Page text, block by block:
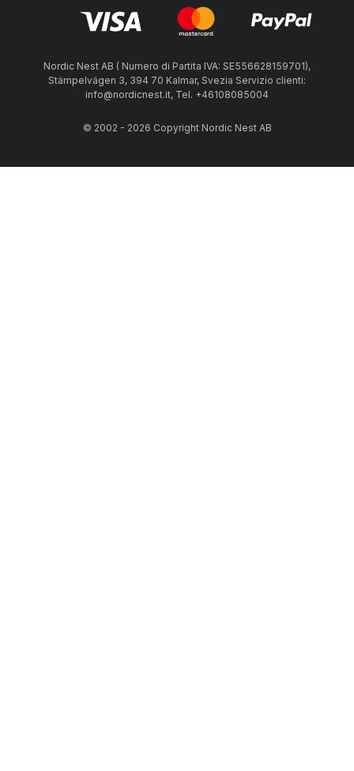
Nordic Nest AB ( Numero di Partita IVA: SE556628159701),
Stämpelvägen 3, 394 70 Kalmar, Svezia Servizio clienti:
info@nordicnest.it, Tel. +46108085004
© 2002 - 2026 Copyright Nordic Nest AB